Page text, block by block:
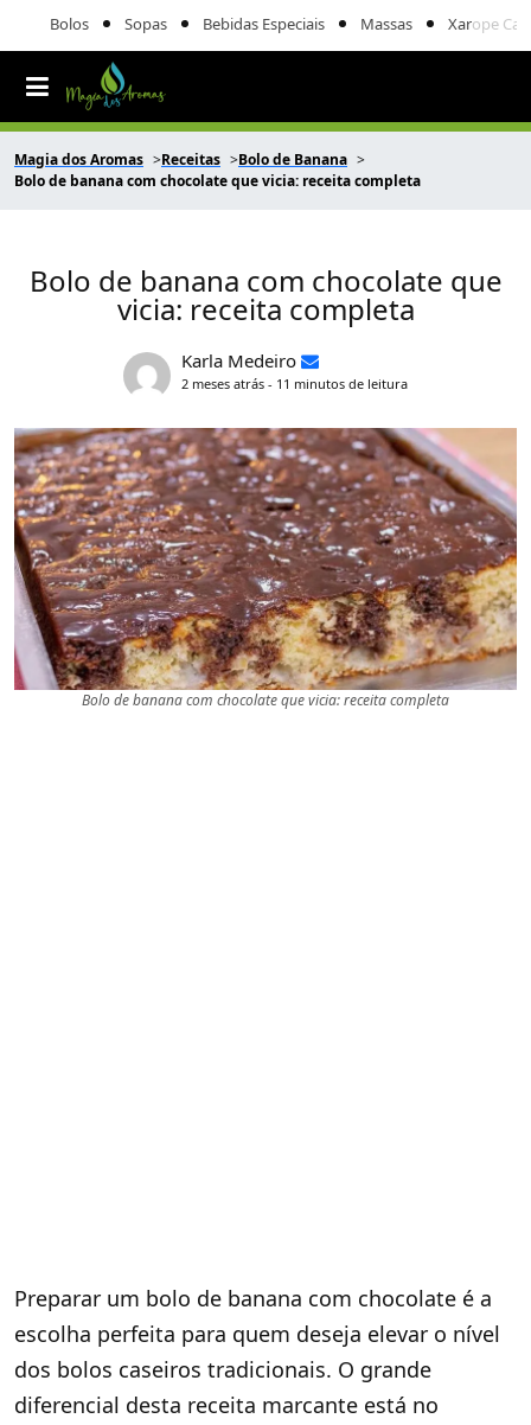
Bolos Sopas Bebidas Especiais Massas Xarope
Magia dos Aromas Receitas
Bolo de Banana
Bolo de banana com chocolate que vicia: receita completa
Bolo de banana com chocolate que
vicia: receita completa
Karla Medeiro
2 meses atrás - 11 minutos de leitura
Bolo de banana com chocolate que vicia: receita completa
Preparar um bolo de banana com chocolate é a
escolha perfeita para quem deseja elevar o nível
dos bolos caseiros tradicionais. O grande
diferencial desta receita marcante está no